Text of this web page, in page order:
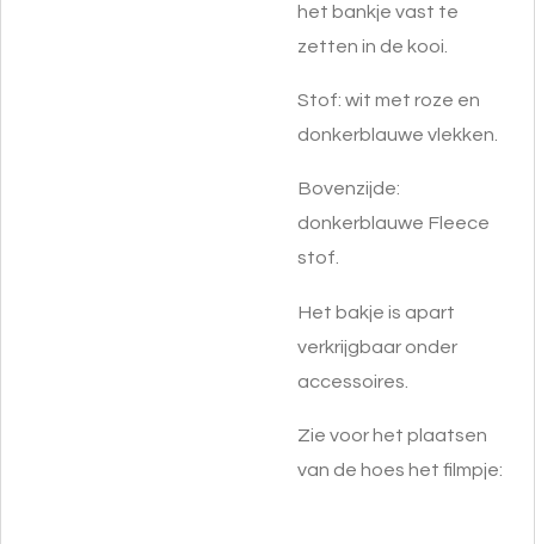
het bankje vast te
zetten in de kooi.
Stof: wit met roze en
donkerblauwe vlekken.
Bovenzijde:
donkerblauwe Fleece
stof.
Het bakje is apart
verkrijgbaar onder
accessoires.
Zie voor het plaatsen
van de hoes het filmpje: